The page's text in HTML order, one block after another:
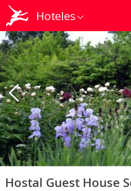
Hoteles
Hostal Guest House